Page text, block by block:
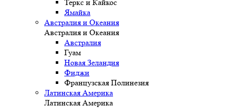
Теркс и Кайкос
Ямайка
Австралия и Океания
Австралия и Океания
Австралия
Гуам
Новая Зеландия
Фиджи
Французская Полинезия
Латинская Америка
Латинская Америка